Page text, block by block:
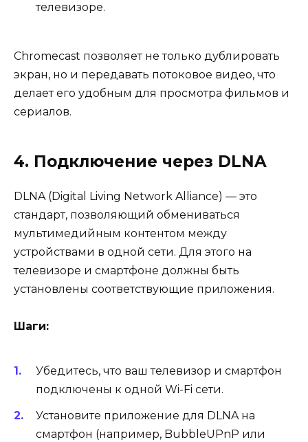
телевизоре.
Chromecast позволяет не только дублировать
экран, но и передавать потоковое видео, что
делает его удобным для просмотра фильмов и
сериалов.
4. Подключение через DLNA
DLNA (Digital Living Network Alliance) — это
стандарт, позволяющий обмениваться
мультимедийным контентом между
устройствами в одной сети. Для этого на
телевизоре и смартфоне должны быть
установлены соответствующие приложения.
Шаги:
Убедитесь, что ваш телевизор и смартфон
подключены к одной Wi-Fi сети.
Установите приложение для DLNA на
смартфон (например, BubbleUPnP или